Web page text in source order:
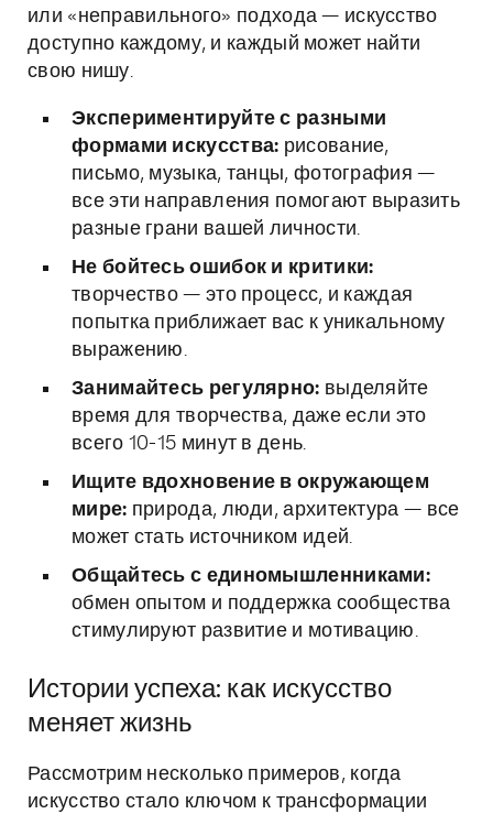
или «неправильного» подхода — искусство
доступно каждому, и каждый может найти
свою нишу.
Экспериментируйте с разными
формами искусства: рисование,
письмо, музыка, танцы, фотография —
все эти направления помогают выразить
разные грани вашей личности.
Не бойтесь ошибок и критики:
творчество — это процесс, и каждая
попытка приближает вас к уникальному
выражению.
Занимайтесь регулярно: выделяйте
время для творчества, даже если это
всего 10-15 минут в день.
Ищите вдохновение в окружающем
мире: природа, люди, архитектура — все
может стать источником идей.
Общайтесь с единомышленниками:
обмен опытом и поддержка сообщества
стимулируют развитие и мотивацию.
Истории успеха: как искусство
меняет жизнь
Рассмотрим несколько примеров, когда
искусство стало ключом к трансформации